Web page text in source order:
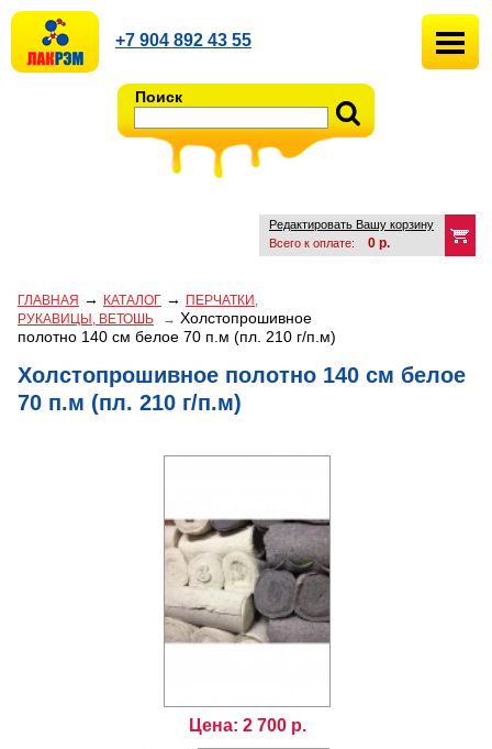
Поиск
+7 904 892 43 55
Редактировать Вашу корзину
Всего к оплате:
0 р.
ГЛАВНАЯ → КАТАЛОГ →
ПЕРЧАТКИ,
РУКАВИЦЫ, ВЕТОШЬ
→ Холстопрошивное
полотно 140 см белое 70 п.м (пл. 210 г/п.м)
Холстопрошивное полотно 140 см белое
70 п.м (пл. 210 г/п.м)
Цена: 2 700р.